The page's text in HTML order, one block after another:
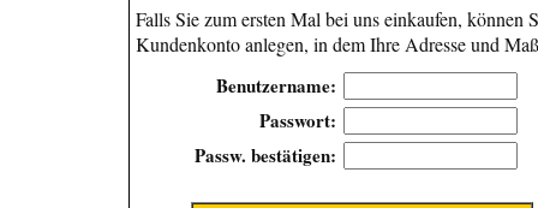
Falls Sie zum ersten Mal bei uns einkaufen, können
Kundenkonto anlegen, in dem Ihre Adresse und
Benutzername:
Passwort:
Passw. bestätigen: